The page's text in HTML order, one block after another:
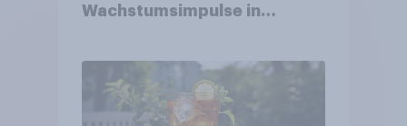
Wachstumsimpulse in